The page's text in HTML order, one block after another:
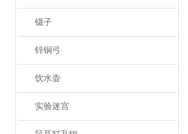
镊子
锌铜弓
饮水壶
实验迷宫